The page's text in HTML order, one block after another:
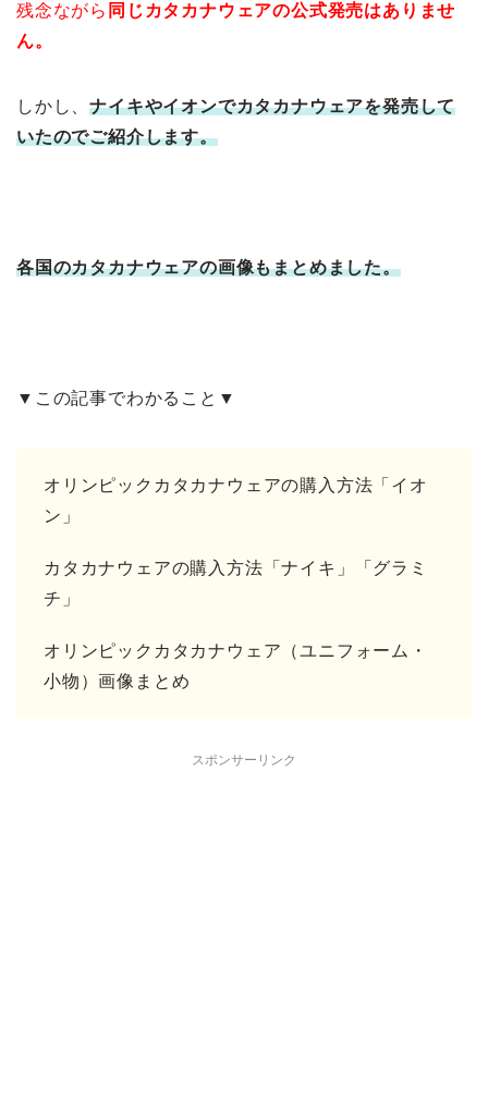
残念ながら 同じカタカナウェアの公式発売はありませ
ん。
しかし、ナイキやイオンでカタカナウェアを発売して
いたのでご紹介します。
各国のカタカナウェアの画像もまとめました。
▼この記事でわかること▼
オリンピックカタカナウェアの購入方法「イオ
ン」
カタカナウェアの購入方法「ナイキ」「グラミ
チ」
オリンピックカタカナウェア（ユニフォーム・
小物）画像まとめ
スポンサーリンク